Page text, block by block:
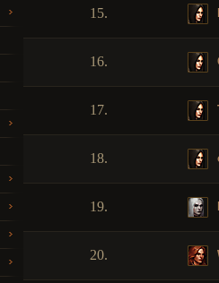
15.
16.
17.
18.
19.
20.